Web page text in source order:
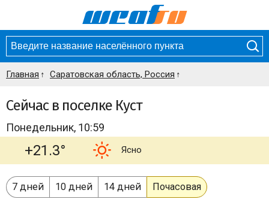
Главная Саратовская область, Россия
Сейчас в поселке Куст
Понедельник, 10:59
+21.3° Ясно
7 дней 10 дней 14 дней Почасовая